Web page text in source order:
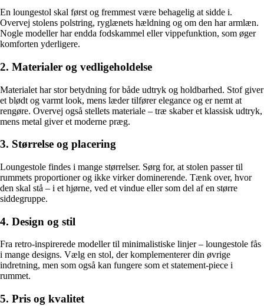
En loungestol skal først og fremmest være behagelig at sidde i.
Overvej stolens polstring, ryglænets hældning og om den har armlæn.
Nogle modeller har endda fodskammel eller vippefunktion, som øger
komforten yderligere.
2. Materialer og vedligeholdelse
Materialet har stor betydning for både udtryk og holdbarhed. Stof giver
et blødt og varmt look, mens læder tilfører elegance og er nemt at
rengøre. Overvej også stellets materiale – træ skaber et klassisk udtryk,
mens metal giver et moderne præg.
3. Størrelse og placering
Loungestole findes i mange størrelser. Sørg for, at stolen passer til
rummets proportioner og ikke virker dominerende. Tænk over, hvor
den skal stå – i et hjørne, ved et vindue eller som del af en større
siddegruppe.
4. Design og stil
Fra retro-inspirerede modeller til minimalistiske linjer – loungestole fås
i mange designs. Vælg en stol, der komplementerer din øvrige
indretning, men som også kan fungere som et statement-piece i
rummet.
5. Pris og kvalitet